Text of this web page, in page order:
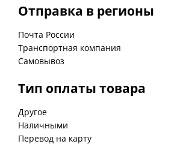
Отправка в регионы
Почта России
Транспортная компания
Самовывоз
Тип оплаты товара
Другое
Наличными
Перевод на карту